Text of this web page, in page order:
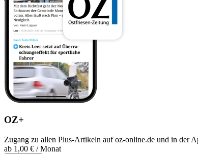
OZ+
Zugang zu allen Plus-Artikeln auf oz-online.de und in der
ab 1,00 € / Monat